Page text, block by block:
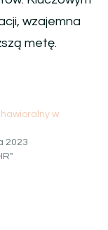
wzajemna
metę.
w
2023